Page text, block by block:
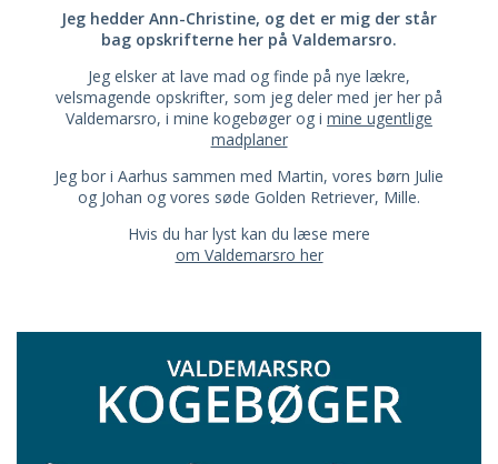
Jeg hedder Ann-Christine, og det er mig der står
bag opskrifterne her på Valdemarsro.
Jeg elsker at lave mad og finde på nye lækre,
velsmagende opskrifter, som jeg deler med jer her på
Valdemarsro, i mine kogebøger og i mine ugentlige
madplaner
Jeg bor i Aarhus sammen med Martin, vores børn Julie
og Johan og vores søde Golden Retriever, Mille.
Hvis du har lyst kan du læse mere
om Valdemarsro her